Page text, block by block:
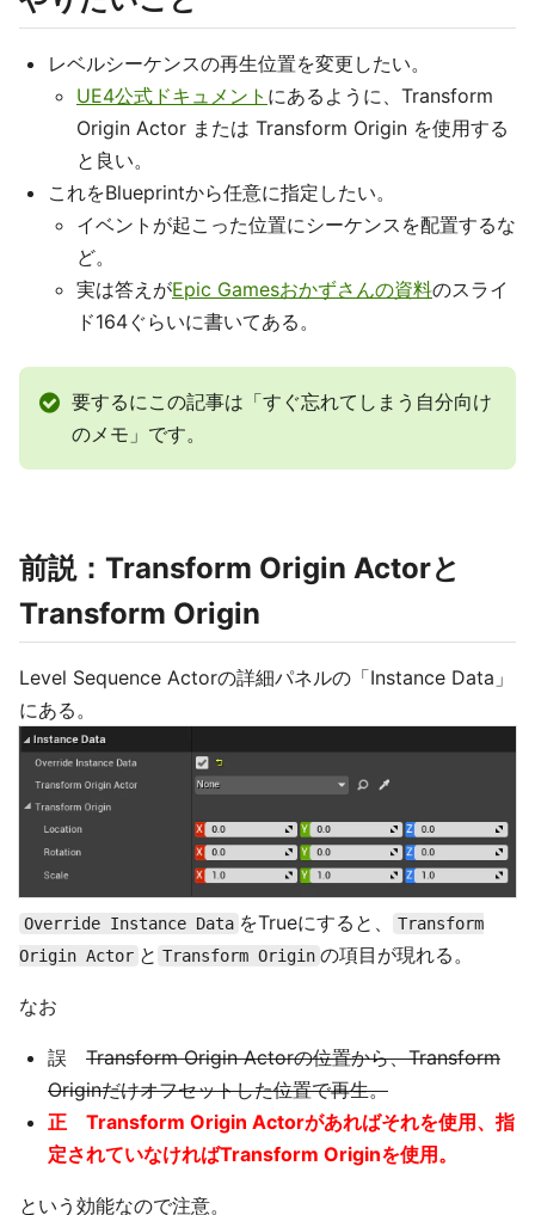
レベルシーケンスの再生位置を変更したい。
UE4公式ドキュメント にあるように、Transform
Origin Actor または Transform Origin を使用する
と良い。
これをBlueprintから任意に指定したい。
イベントが起こった位置にシーケンスを配置するな
ど。
実は答えがEpic Gamesおかずさんの資料のスライ
ド164ぐらいに書いてある。
要するにこの記事は「すぐ忘れてしまう自分向け
のメモ」です。
前説：Transform Origin Actorと
Transform Origin
Level Sequence Actorの詳細パネルの「Instance Data」
にある。
Override Instance Data をTrueにすると、
Transform
Origin Actor と Transform Origin の項目が現れる。
なお
誤 Transform Origin Actorの位置から、Transform
Originだけオフセットした位置で再生。
正 Transform Origin Actorがあればそれを使用、指
定されていなければTransform Originを使用。
という効能なので注意。